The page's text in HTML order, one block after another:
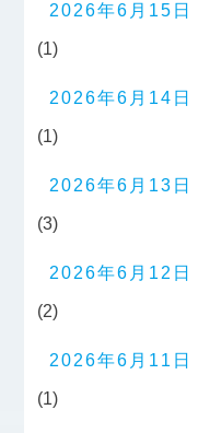
2026年6月15日
(1)
2026年6月14日
(1)
2026年6月13日
(3)
2026年6月12日
(2)
2026年6月11日
(1)